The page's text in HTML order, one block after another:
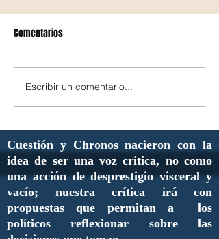
Comentarios
Escribir un comentario...
Cuestión y Chronos nacieron con la
idea de ser una voz crítica, no como
una acción de desprestigio visceral y
vacío; nuestra crítica irá con
propuestas que permitan a los
políticos reflexionar sobre las